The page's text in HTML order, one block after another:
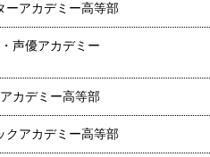
ーアカデミー高等部
声優アカデミー
カデミー高等部
クアカデミー高等部